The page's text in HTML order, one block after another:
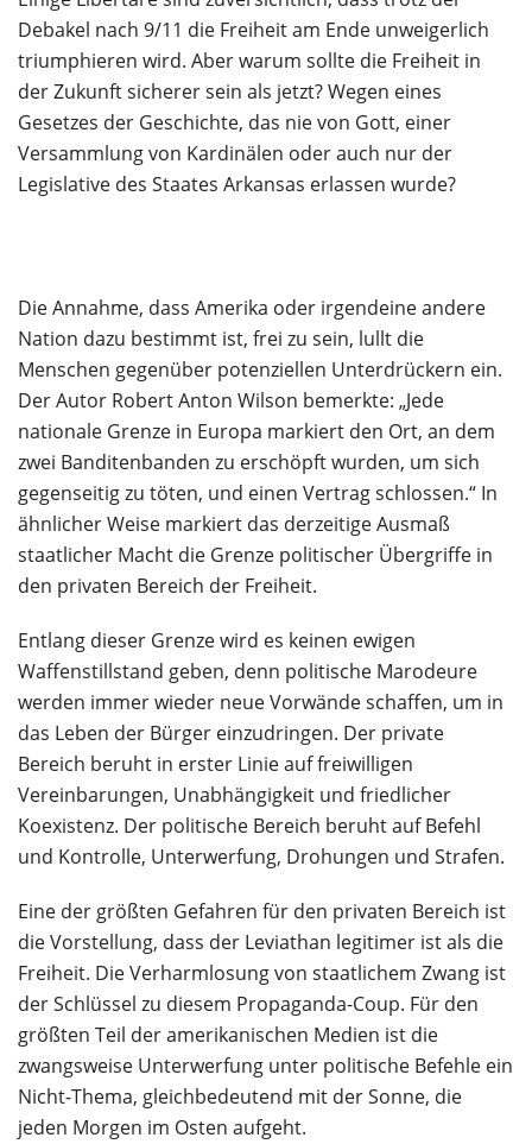
Debakel nach 9/11 die Freiheit am Ende unweigerlich
triumphieren wird. Aber warum sollte die Freiheit in
der Zukunft sicherer sein als jetzt? Wegen eines
Gesetzes der Geschichte, das nie von Gott, einer
Versammlung von Kardinälen oder auch nur der
Legislative des Staates Arkansas erlassen wurde?
Die Annahme, dass Amerika oder irgendeine andere
Nation dazu bestimmt ist, frei zu sein, lullt die
Menschen gegenüber potenziellen Unterdrückern ein.
Der Autor Robert Anton Wilson bemerkte: „Jede
nationale Grenze in Europa markiert den Ort, an dem
zwei Banditenbanden zu erschöpft wurden, um sich
gegenseitig zu töten, und einen Vertrag schlossen.“ In
ähnlicher Weise markiert das derzeitige Ausmaß
staatlicher Macht die Grenze politischer Übergriffe in
den privaten Bereich der Freiheit.
Entlang dieser Grenze wird es keinen ewigen
Waffenstillstand geben, denn politische Marodeure
werden immer wieder neue Vorwände schaffen, um in
das Leben der Bürger einzudringen. Der private
Bereich beruht in erster Linie auf freiwilligen
Vereinbarungen, Unabhängigkeit und friedlicher
Koexistenz. Der politische Bereich beruht auf Befehl
und Kontrolle, Unterwerfung, Drohungen und Strafen.
Eine der größten Gefahren für den privaten Bereich ist
die Vorstellung, dass der Leviathan legitimer ist als die
Freiheit. Die Verharmlosung von staatlichem Zwang ist
der Schlüssel zu diesem Propaganda-Coup. Für den
größten Teil der amerikanischen Medien ist die
zwangsweise Unterwerfung unter politische Befehle ein
Nicht-Thema, gleichbedeutend mit der Sonne, die
jeden Morgen im Osten aufgeht.